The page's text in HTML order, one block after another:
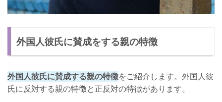
外国人彼氏に賛成をする親の特徴
外国人彼氏に賛成する親の特徴をご紹介します。外国人彼
氏に反対する親の特徴と正反対の特徴があります。